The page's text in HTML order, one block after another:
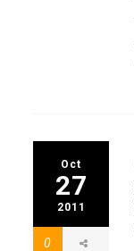
Oct
27
2011
0